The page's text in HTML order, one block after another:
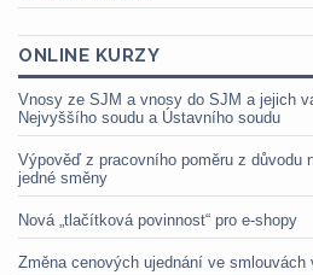
ONLINE KURZY
Vnosy ze SJM a vnosy do SJM a jejich
Nejvyššího soudu a Ústavního soudu
Výpověď z pracovního poměru z důvodu
jedné směny
Nová „tlačítková povinnost“ pro e-shopy
Změna cenových ujednání ve smlouvách